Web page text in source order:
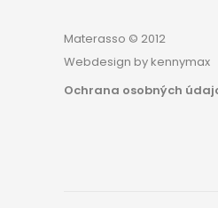
Materasso © 2012
Webdesign by kennymax
Ochrana osobných